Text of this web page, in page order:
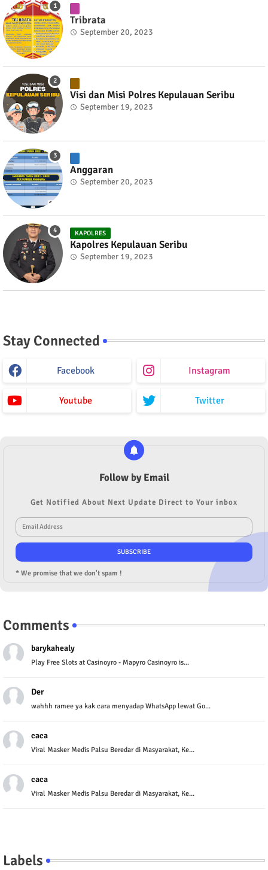
Tribrata
September 20, 2023
Visi dan Misi Polres Kepulauan Seribu
September 19, 2023
Anggaran
September 20, 2023
KAPOLRES
Kapolres Kepulauan Seribu
September 19, 2023
Stay Connected
Facebook Instagram
Youtube Twitter
Follow by Email
Get Notified About Next Update Direct to Your inbox
* We promise that we don't spam !
Comments
barykahealy
Play Free Slots at Casinoyro - Mapyro Casinoyro is...
Der
wahhh ramee ya kak cara menyadap WhatsApp lewat Go...
caca
Viral Masker Medis Palsu Beredar di Masyarakat, Ke...
caca
Viral Masker Medis Palsu Beredar di Masyarakat, Ke...
Labels